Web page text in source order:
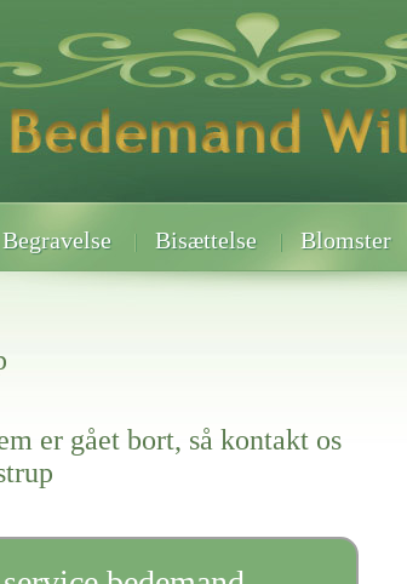
Begravelse Bisættelse Blomster
er gået bort, så kontakt os